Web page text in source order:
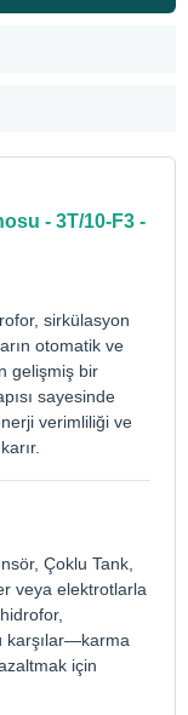
- 3T/10-F3 -
sirkülasyon
otomatik ve
gelişmiş bir
sayesinde
verimliliği ve
Çoklu Tank,
veya elektrotlarla
karşılar—karma
için